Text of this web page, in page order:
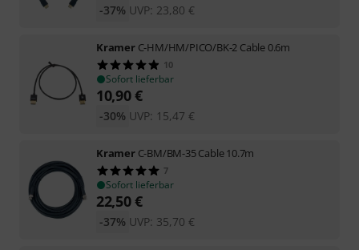
UVP: 23,80 €
-37%
Kramer C-HM/HM/PICO/BK-2 Cable 0.6m
10
Sofort lieferbar
10,90€
UVP: 15,47 €
-30%
Kramer C-BM/BM-35 Cable 10.7m
7
Sofort lieferbar
22,50€
UVP: 35,70 €
-37%